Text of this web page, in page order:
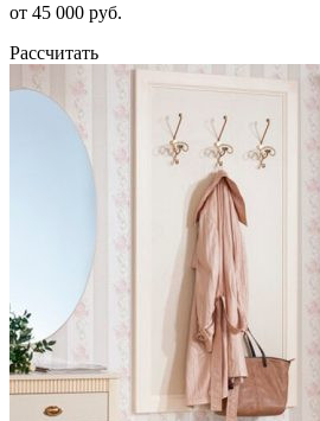
от 45 000 руб.
Рассчитать